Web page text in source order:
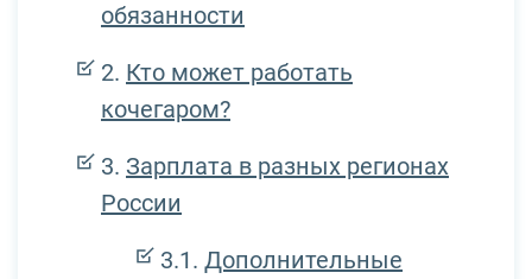
обязанности
Кто может работать
кочегаром?
Зарплата в разных регионах
России
Дополнительные